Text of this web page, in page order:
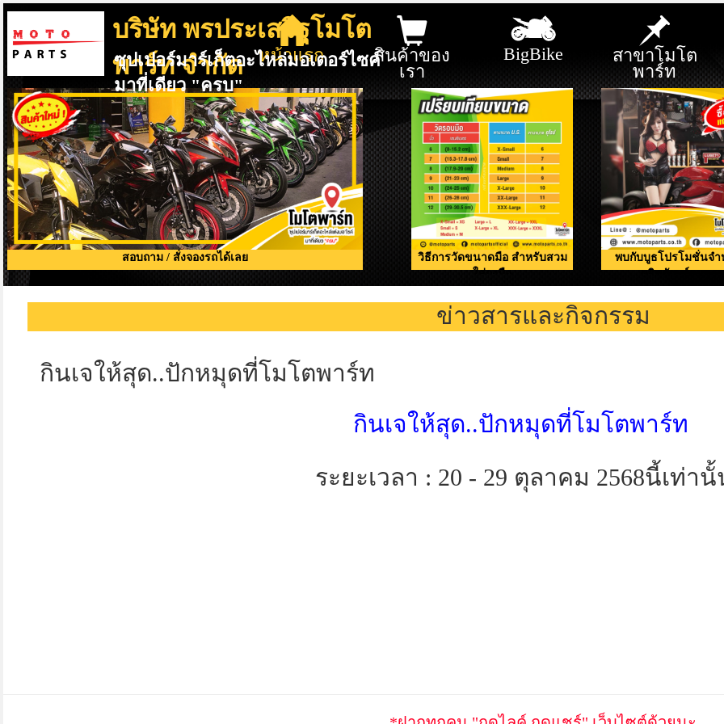
บริษัท พรประเสริฐโมโต
พาร์ท จำกัด
ซุปเปอร์มาร์เก็ตอะไหล่มอเตอร์ไซค์
มาที่เดียว "ครบ"
หน้าแรก
สินค้าของ
เรา
BigBike
สาขาโมโต
พาร์ท
สอบถาม / สั่งจองรถได้เลย
วิธีการวัดขนาดมือ สำหรับสวม
ใส่ถุงมือ
พบกับบูธโปรโมชั่นจำ
ผลิตภัณฑ์ดูแลรถ
ข่าวสารและกิจกรรม
กินเจให้สุด..ปักหมุดที่โมโตพาร์ท
กินเจให้สุด..ปักหมุดที่โมโตพาร์ท
ระยะเวลา : 20 - 29 ตุลาคม 2568นี้เท่า